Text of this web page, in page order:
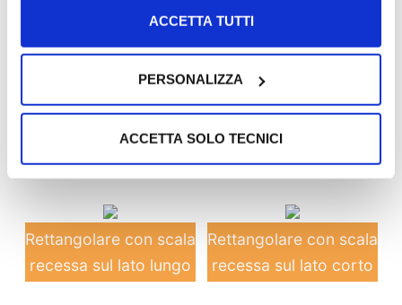
ACCETTA TUTTI
PERSONALIZZA
ACCETTA SOLO TECNICI
(Fuori terra con idromassaggio)
FORMA DELLA PISCINA
Rettangolare
Rettangolare con
scala romana
Rettangolare con scala
recessa sul lato lungo
Rettangolare con scala
recessa sul lato corto